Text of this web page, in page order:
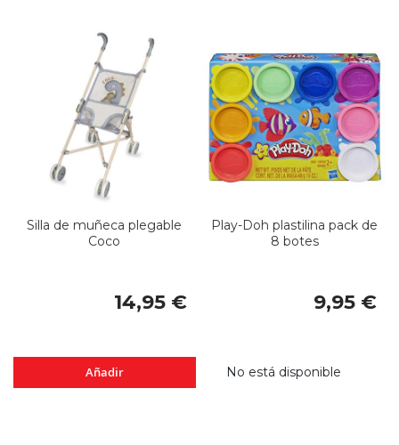
Silla de muñeca plegable
Coco
14,95 €
Añadir
Play-Doh plastilina pack de
8 botes
9,95 €
No está disponible